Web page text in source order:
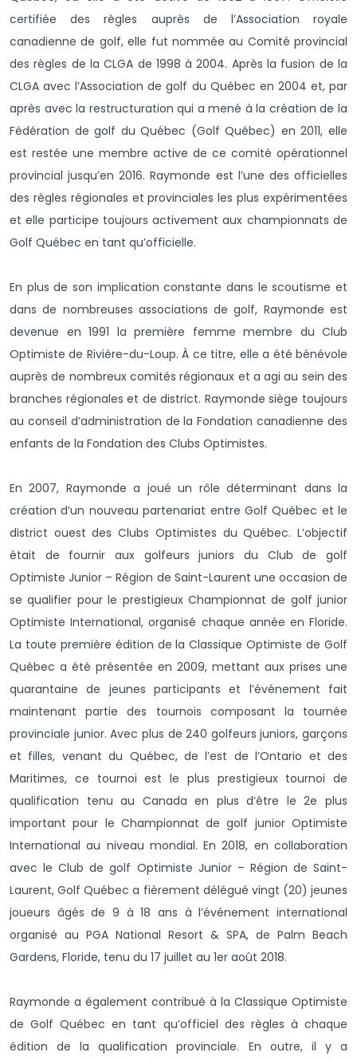
certifiée des règles auprès de l’Association royale
canadienne de golf, elle fut nommée au Comité provincial
des règles de la CLGA de 1998 à 2004. Après la fusion de la
CLGA avec l’Association de golf du Québec en 2004 et, par
après avec la restructuration qui a mené à la création de la
Fédération de golf du Québec (Golf Québec) en 2011, elle
est restée une membre active de ce comité opérationnel
provincial jusqu’en 2016. Raymonde est l’une des officielles
des règles régionales et provinciales les plus expérimentées
et elle participe toujours activement aux championnats de
Golf Québec en tant qu’officielle.
En plus de son implication constante dans le scoutisme et
dans de nombreuses associations de golf, Raymonde est
devenue en 1991 la première femme membre du Club
Optimiste de Rivière-du-Loup. À ce titre, elle a été bénévole
auprès de nombreux comités régionaux et a agi au sein des
branches régionales et de district. Raymonde siège toujours
au conseil d’administration de la Fondation canadienne des
enfants de la Fondation des Clubs Optimistes.
En 2007, Raymonde a joué un rôle déterminant dans la
création d’un nouveau partenariat entre Golf Québec et le
district ouest des Clubs Optimistes du Québec. L’objectif
était de fournir aux golfeurs juniors du Club de golf
Optimiste Junior – Région de Saint-Laurent une occasion de
se qualifier pour le prestigieux Championnat de golf junior
Optimiste International, organisé chaque année en Floride.
La toute première édition de la Classique Optimiste de Golf
Québec a été présentée en 2009, mettant aux prises une
quarantaine de jeunes participants et l’événement fait
maintenant partie des tournois composant la tournée
provinciale junior. Avec plus de 240 golfeurs juniors, garçons
et filles, venant du Québec, de l’est de l’Ontario et des
Maritimes, ce tournoi est le plus prestigieux tournoi de
qualification tenu au Canada en plus d’être le 2e plus
important pour le Championnat de golf junior Optimiste
International au niveau mondial. En 2018, en collaboration
avec le Club de golf Optimiste Junior – Région de Saint-
Laurent, Golf Québec a fièrement délégué vingt (20) jeunes
joueurs âgés de 9 à 18 ans à l’événement international
organisé au PGA National Resort & SPA, de Palm Beach
Gardens, Floride, tenu du 17 juillet au 1er août 2018.
Raymonde a également contribué à la Classique Optimiste
de Golf Québec en tant qu’officiel des règles à chaque
édition de la qualification provinciale. En outre, il y a